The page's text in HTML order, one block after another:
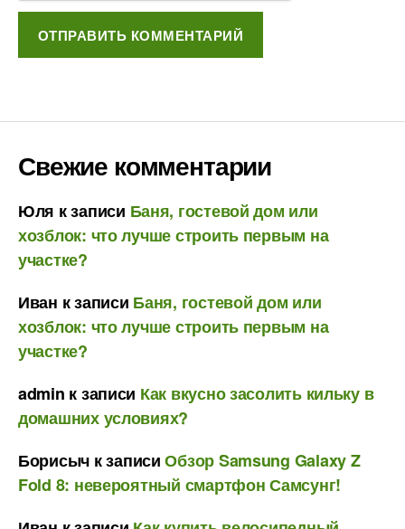
Свежие комментарии
Юля к записи Баня, гостевой дом или
хозблок: что лучше строить первым на
участке?
Иван к записи Баня, гостевой дом или
хозблок: что лучше строить первым на
участке?
admin к записи Как вкусно засолить кильку в
домашних условиях?
Борисыч к записиОбзор Samsung Galaxy Z
Fold 8: невероятный смартфон Самсунг!